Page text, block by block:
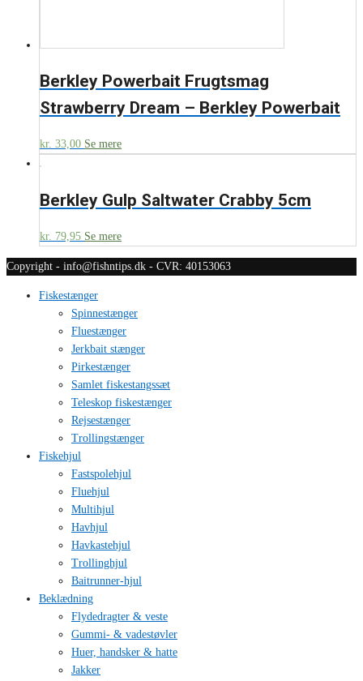
Berkley Powerbait Frugtsmag
Strawberry Dream – Berkley Powerbait
kr. 33,00 Se mere
Berkley Gulp Saltwater Crabby 5cm
kr. 79,95 Se mere
Copyright - info@fishntips.dk - CVR: 40153063
Fiskestænger
Spinnestænger
Fluestænger
Jerkbait stænger
Pirkestænger
Samlet fiskestangssæt
Teleskop fiskestænger
Rejsestænger
Trollingstænger
Fiskehjul
Fastspolehjul
Fluehjul
Multihjul
Havhjul
Havkastehjul
Trollinghjul
Baitrunner-hjul
Beklædning
Flydedragter & veste
Gummi- & vadestøvler
Huer, handsker & hatte
Jakker